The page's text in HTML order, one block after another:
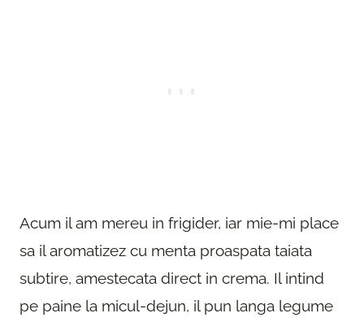
Acum il am mereu in frigider, iar mie-mi place
sa il aromatizez cu menta proaspata taiata
subtire, amestecata direct in crema. Il intind
pe paine la micul-dejun, il pun langa legume